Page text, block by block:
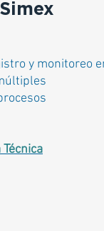
y monitoreo